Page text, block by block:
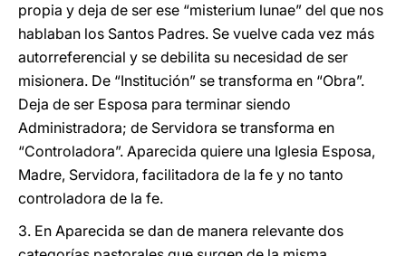
propia y deja de ser ese “misterium lunae” del que nos
hablaban los Santos Padres. Se vuelve cada vez más
autorreferencial y se debilita su necesidad de ser
misionera. De “Institución” se transforma en “Obra”.
Deja de ser Esposa para terminar siendo
Administradora; de Servidora se transforma en
“Controladora”. Aparecida quiere una Iglesia Esposa,
Madre, Servidora, facilitadora de la fe y no tanto
controladora de la fe.
3. En Aparecida se dan de manera relevante dos